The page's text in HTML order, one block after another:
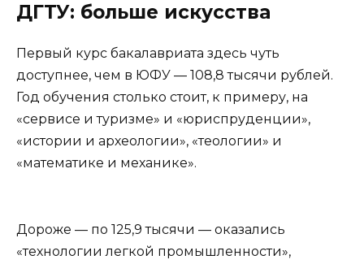
ДГТУ: больше искусства
Первый курс бакалавриата здесь чуть
доступнее, чем в ЮФУ — 108,8 тысячи рублей.
Год обучения столько стоит, к примеру, на
«сервисе и туризме» и «юриспруденции»,
«истории и археологии», «теологии» и
«математике и механике».
Дороже — по 125,9 тысячи — оказались
«технологии легкой промышленности»,